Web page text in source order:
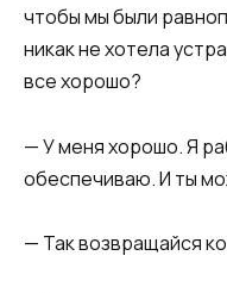
чтобы мы были
никак не хотела
все хорошо?​
​— У меня хорошо. Я
обеспечиваю. И ты
​— Так возвращайся